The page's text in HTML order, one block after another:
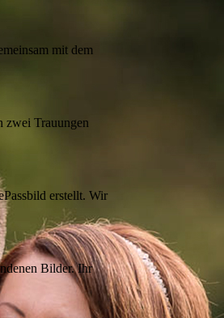
mit dem
zwei Trauungen
erstellt. Wir
Bilder. Ihr